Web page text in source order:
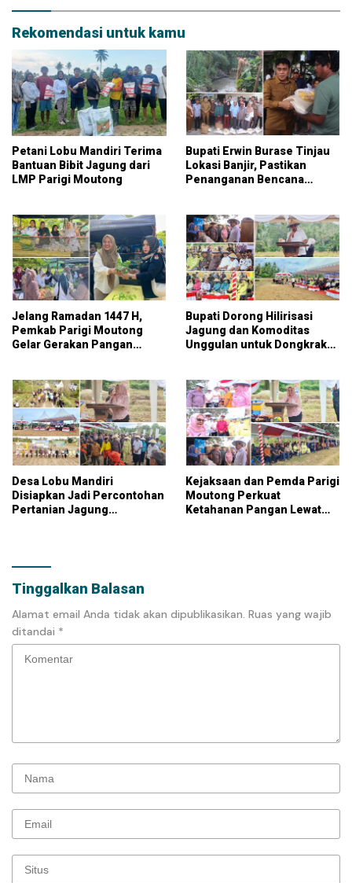
Rekomendasi untuk kamu
Petani Lobu Mandiri Terima
Bantuan Bibit Jagung dari
LMP Parigi Moutong
Bupati Erwin Burase Tinjau
Lokasi Banjir, Pastikan
Penanganan Bencana
Jelang Ramadan 1447 H,
Pemkab Parigi Moutong
Gelar Gerakan Pangan
Bupati Dorong Hilirisasi
Jagung dan Komoditas
Unggulan untuk Dongkrak
Desa Lobu Mandiri
Disiapkan Jadi Percontohan
Pertanian Jagung
Kejaksaan dan Pemda Parigi
Moutong Perkuat
Ketahanan Pangan Lewat
Tinggalkan Balasan
Alamat email Anda tidak akan dipublikasikan. Ruas yang wajib
ditandai *